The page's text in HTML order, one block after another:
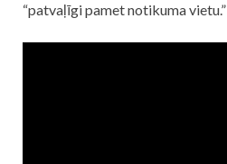
“patvaļīgi pamet notikuma vietu.”